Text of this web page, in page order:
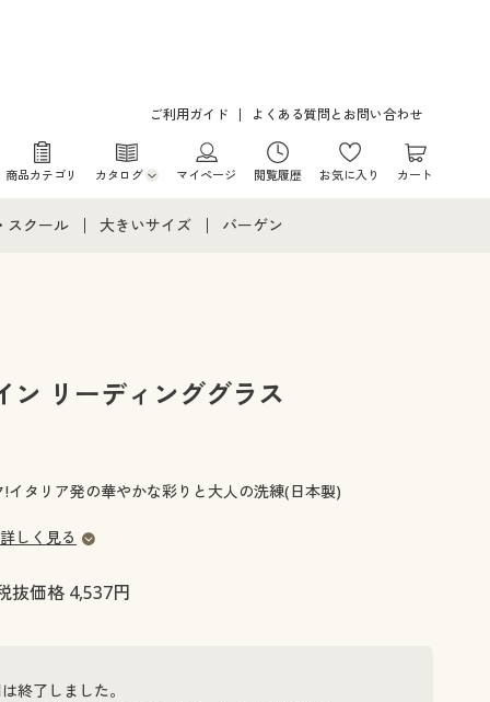
ご利用ガイド よくある質問とお問い合わせ
商品カテゴリ カタログ
カタログ・チラシからのご注文
マイページ 閲覧履歴 お気に入り カート
スクール
ア・ティーンズ下着
大きいサイズ
大きいサイズ レディース下着
大きいサイズ 事務・制服
バーゲン
ン リーディンググラス
イタリア発の華やかな彩りと大人の洗練(日本製)
しく見る
抜価格 4,537円
終了しました。